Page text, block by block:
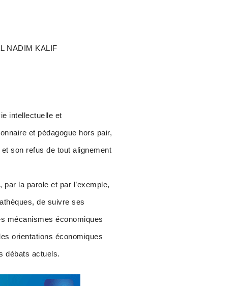
NADIM KALIF
intellectuelle et
et pédagogue hors pair,
son refus de tout alignement
la parole et par l’exemple,
de suivre ses
mécanismes économiques
orientations économiques
débats actuels.